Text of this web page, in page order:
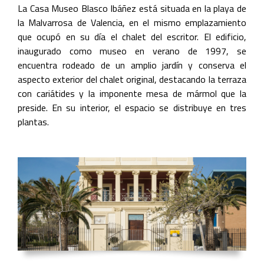
La Casa Museo Blasco Ibáñez está situada en la playa de
la Malvarrosa de Valencia, en el mismo emplazamiento
que ocupó en su día el chalet del escritor. El edificio,
inaugurado como museo en verano de 1997, se
encuentra rodeado de un amplio jardín y conserva el
aspecto exterior del chalet original, destacando la terraza
con cariátides y la imponente mesa de mármol que la
preside. En su interior, el espacio se distribuye en tres
plantas.